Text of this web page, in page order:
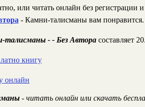
или читать онлайн без регистрации
- Камни-талисманы вам понравится.
талисманы - - Без Автора составляет
книгу
онлайн
- читать онлайн или скачать